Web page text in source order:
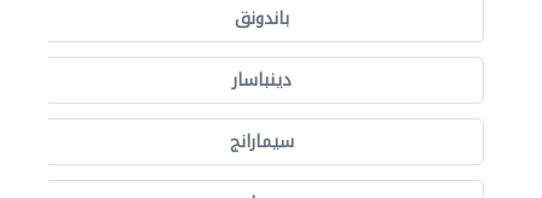
باندونق
دينباسار
سيمارانج